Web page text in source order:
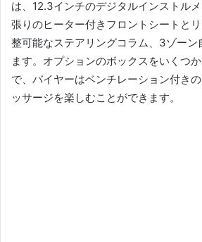
は、12.3インチのデジタルインストル
張りのヒーター付きフロントシートと
整可能なステアリングコラム、3ゾーン
ます。 オプションのボックスをいくつ
で、バイヤーはベンチレーション付き
ッサージを楽しむことができます。